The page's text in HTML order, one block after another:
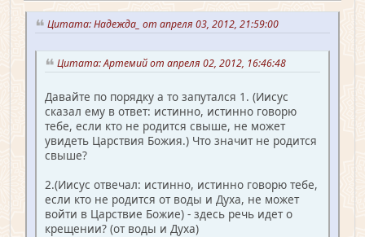
Цитата: Надежда_ от апреля 03, 2012, 21:59:00
Цитата: Артемий от апреля 02, 2012, 16:46:48
Давайте по порядку а то запутался 1. (Иисус
сказал ему в ответ: истинно, истинно говорю
тебе, если кто не родится свыше, не может
увидеть Царствия Божия.) Что значит не родится
свыше?
2.(Иисус отвечал: истинно, истинно говорю тебе,
если кто не родится от воды и Духа, не может
войти в Царствие Божие) - здесь речь идет о
крещении? (от воды и Духа)